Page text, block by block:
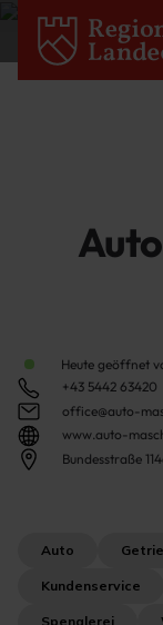
Heute geöffnet
+43 5442 63420
office@auto-
www.auto-
Bundesstraße
Auto
Kundenservice
Spenglerei